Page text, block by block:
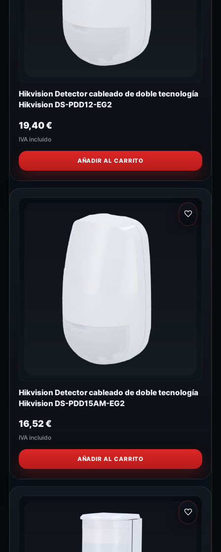
Hikvision Detector cableado de doble tecnología
Hikvision DS-PDD12-EG2
19,40€
IVA incluido
AÑADIR AL CARRITO
Hikvision Detector cableado de doble tecnología
Hikvision DS-PDD15AM-EG2
16,52€
IVA incluido
AÑADIR AL CARRITO